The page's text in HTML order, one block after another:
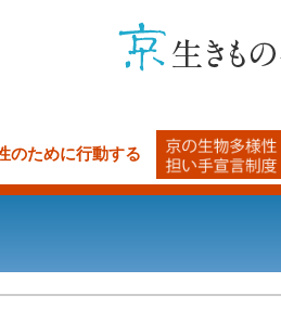
のために行動する